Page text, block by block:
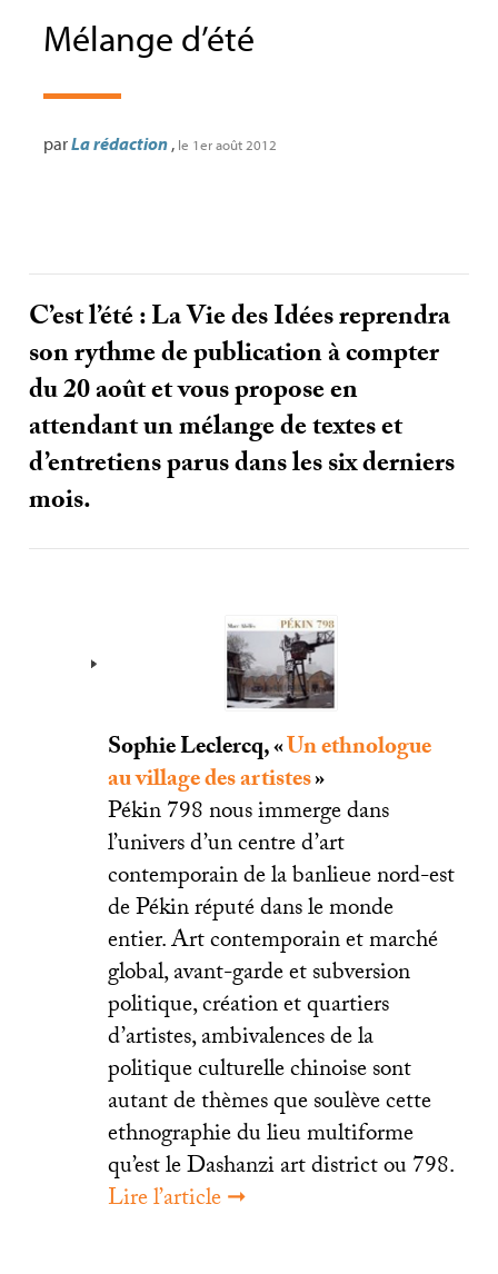
Mélange d’été
parLa rédaction , le 1er août 2012
C’est l’été : La Vie des Idées reprendra
son rythme de publication à compter
du 20 août et vous propose en
attendant un mélange de textes et
d’entretiens parus dans les six derniers
mois.
Sophie Leclercq, «Un ethnologue
au village des artistes»
Pékin 798 nous immerge dans
l’univers d’un centre d’art
contemporain de la banlieue nord-est
de Pékin réputé dans le monde
entier. Art contemporain et marché
global, avant-garde et subversion
politique, création et quartiers
d’artistes, ambivalences de la
politique culturelle chinoise sont
autant de thèmes que soulève cette
ethnographie du lieu multiforme
qu’est le Dashanzi art district ou 798.
Lire l’article ➞